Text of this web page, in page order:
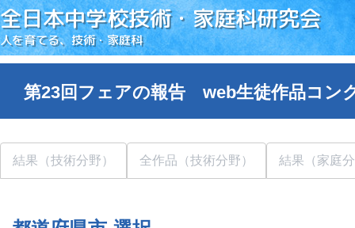
全日本中学校技術・家庭科研究会
人を育てる、技術・家庭科
第23回フェアの報告 web生徒作品コン
結果（技術分野） 全作品（技術分野） 結果（家庭